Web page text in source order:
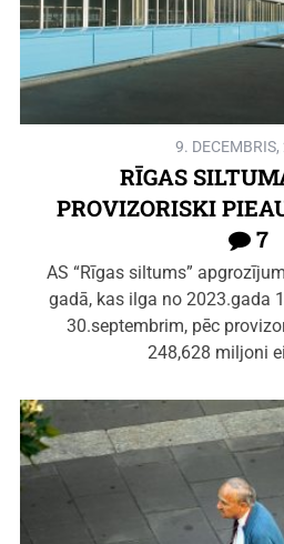
9.
RĪGAS
PROVIZORISKI
7
AS “Rīgas siltums”
gadā, kas ilga no 2023.gada
30.septembrim, pēc
248,628 miljoni